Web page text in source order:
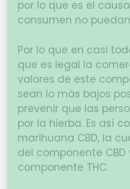
por lo que es el
consumen no
Por lo que en casi
que es legal la
valores de este
sean lo más bajos
prevenir que las
por la hierba. Es así
marihuana CBD, la
del componente CBD
componente THC.